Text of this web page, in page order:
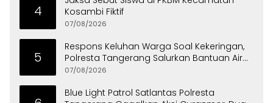
4
Kosambi Fiktif
07/08/2026
5
Respons Keluhan Warga Soal Kekeringan,
Polresta Tangerang Salurkan Bantuan Air
Bersih ke Panongan
07/08/2026
Blue Light Patrol Satlantas Polresta